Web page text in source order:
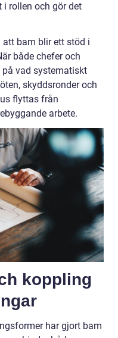
i rollen och gör det
bam blir ett stöd i
både chefer och
vad systematiskt
skyddsronder och
flyttas från
arbete.
koppling
har gjort bam